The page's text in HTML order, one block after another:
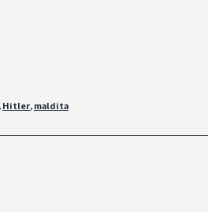
,Hitler,maldita